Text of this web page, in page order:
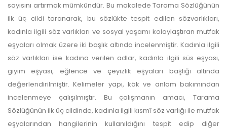
sayısını artırmak mümkündür. Bu makalede Tarama Sözlüğünün
ilk üç cildi taranarak, bu sözlükte tespit edilen sözvarlıkları,
kadınla ilgili söz varlıkları ve sosyal yaşamı kolaylaştıran mutfak
eşyaları olmak üzere iki başlık altında incelenmiştir. Kadınla ilgili
söz varlıkları ise kadına verilen adlar, kadınla ilgili süs eşyası,
giyim eşyası, eğlence ve çeyizlik eşyaları başlığı altında
değerlendirilmiştir. Kelimeler yapı, kök ve anlam bakımından
incelenmeye çalışılmıştır. Bu çalışmanın amacı, Tarama
Sözlüğünün ilk üç cildinde, kadınla ilgili kısmî söz varlığı ile mutfak
eşyalarından hangilerinin kullanıldığını tespit edip diğer